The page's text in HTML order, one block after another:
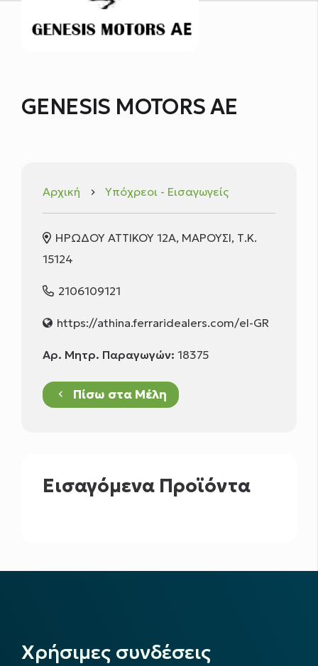
GENESIS MOTORS ΑΕ
Αρχική keyboard_arrow_right Υπόχρεοι - Εισαγωγείς
ΗΡΩΔΟΥ ΑΤΤΙΚΟΥ 12Α, ΜΑΡΟΥΣΙ, Τ.Κ.
15124
2106109121
https://athina.ferraridealers.com/el-GR
Αρ. Μητρ. Παραγωγών: 18375
keyboard_arrow_left Πίσω στα Μέλη
Εισαγόμενα Προϊόντα
Χρήσιμες συνδέσεις